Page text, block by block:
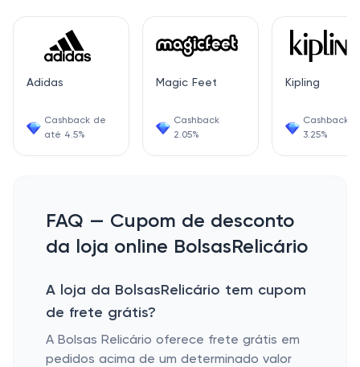
Adidas
Cashback de
até 4.5%
Magic Feet
Cashback
2.05%
Kipling
Cashback
3.25%
FAQ — Cupom de desconto
da loja online BolsasRelicário
A loja da BolsasRelicário tem cupom
de frete grátis?
A Bolsas Relicário oferece frete grátis em
pedidos acima de um determinado valor